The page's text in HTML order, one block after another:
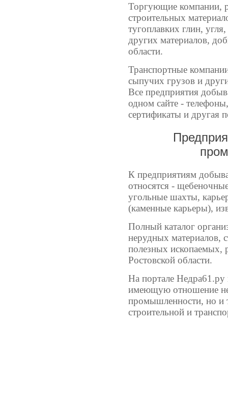
Торгующие компании,
строительных
тугоплавких глин,
других материалов,
области.
Транспортные
сыпучих грузов и
Все предприятия
одном сайте -
сертификаты и другая
К предприятиям
относятся -
угольные шахты,
(каменные карьеры),
Полный каталог
нерудных материалов,
полезных ископаемых,
Ростовской области.
На портале
имеющую отношение
промышленности, но и
строительной и